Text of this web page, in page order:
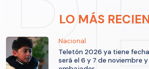
LO MÁS
Nacional
Teletón 2026 ya tiene
será el 6 y 7 de noviembre